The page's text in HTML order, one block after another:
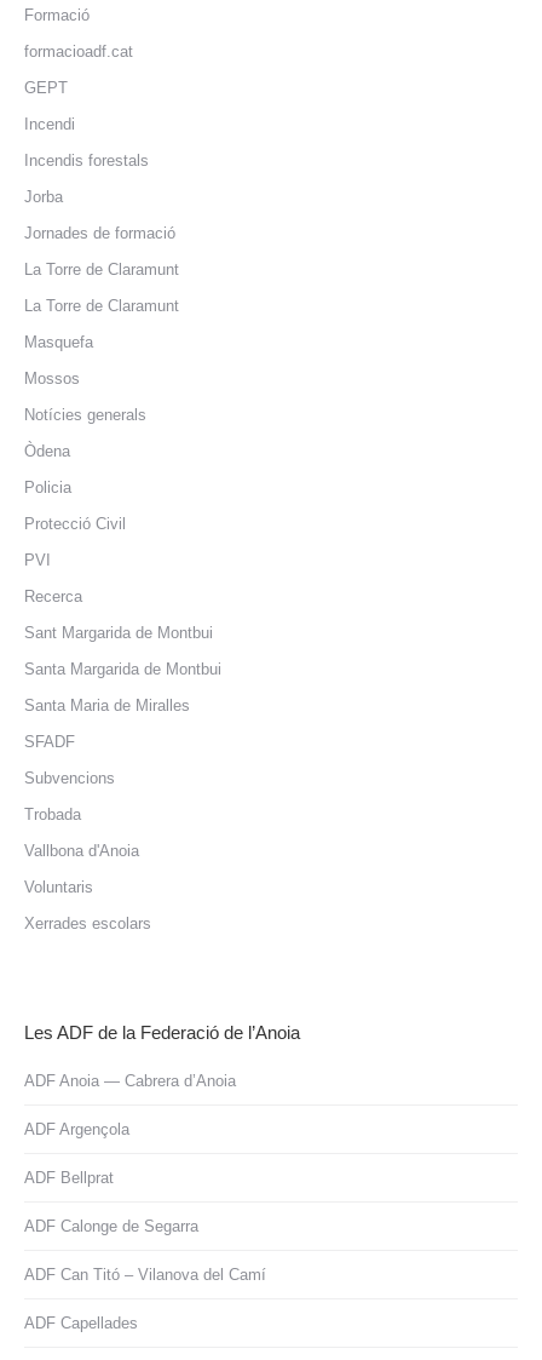
Formació
formacioadf.cat
GEPT
Incendi
Incendis forestals
Jorba
Jornades de formació
La Torre de Claramunt
La Torre de Claramunt
Masquefa
Mossos
Notícies generals
Òdena
Policia
Protecció Civil
PVI
Recerca
Sant Margarida de Montbui
Santa Margarida de Montbui
Santa Maria de Miralles
SFADF
Subvencions
Trobada
Vallbona d'Anoia
Voluntaris
Xerrades escolars
Les ADF de la Federació de l’Anoia
ADF Anoia — Cabrera d’Anoia
ADF Argençola
ADF Bellprat
ADF Calonge de Segarra
ADF Can Titó – Vilanova del Camí
ADF Capellades